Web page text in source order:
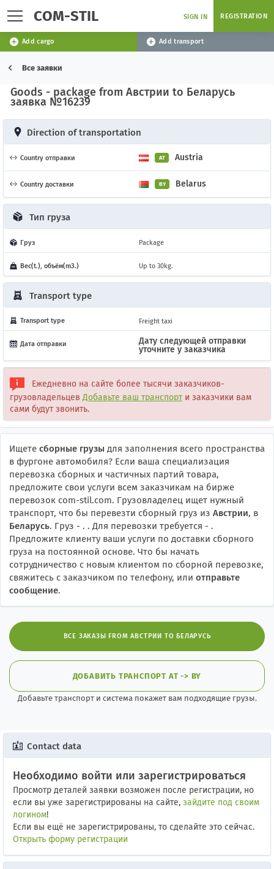
COM-STIL SIGN IN REGISTRATION
Add cargo Add transport
Все заявки
Goods - package from Австрии to Беларусь
заявка №16239
Direction of transportation
Country отправки AT Austria
Country доставки BY Belarus
Тип груза
Груз Package
Вес(t.), объём(m3.) Up to 30kg.
Transport type
Transport type Freight taxi
Дата отправки
Дату следующей отправки
уточните у заказчика
Ежедневно на сайте более тысячи заказчиков-
грузовладельцевДобавьте ваш транспорти заказчики вам
сами будут звонить.
Ищете сборные грузы для заполнения всего пространства
в фургоне автомобиля? Если ваша специализация
перевозка сборных и частичных партий товара,
предложите свои услуги всем заказчикам на бирже
перевозок com-stil.com. Грузовладелец ищет нужный
транспорт, что бы перевезти сборный груз из Австрии, в
Беларусь. Груз - . . Для перевозки требуется - .
Предложите клиенту ваши услуги по доставки сборного
груза на постоянной основе. Что бы начать
сотрудничество с новым клиентом по сборной перевозке,
свяжитесь с заказчиком по телефону, или отправьте
сообщение.
ВСЕ ЗАКАЗЫ FROM АВСТРИИ TO БЕЛАРУСЬ
ДОБАВИТЬ ТРАНСПОРТ AT -> BY
Добавьте транспорт и система покажет вам подходящие грузы.
Contact data
Необходимо войти или зарегистрироваться
Просмотр деталей заявки возможен после регистрации, но
если вы уже зарегистрированы на сайте, зайдите под своим
логином!
Если вы ещё не зарегистрированы, то сделайте это сейчас.
Открыть форму регистрации